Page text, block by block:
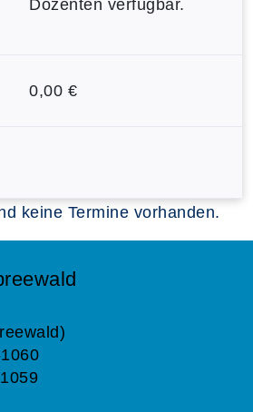
Dozenten verfügbar.
0,00 €
keine Termine vorhanden.